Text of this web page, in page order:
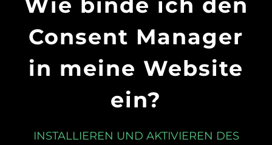
Consent Manager
in meine Website
ein?
INSTALLIEREN UND AKTIVIEREN DES